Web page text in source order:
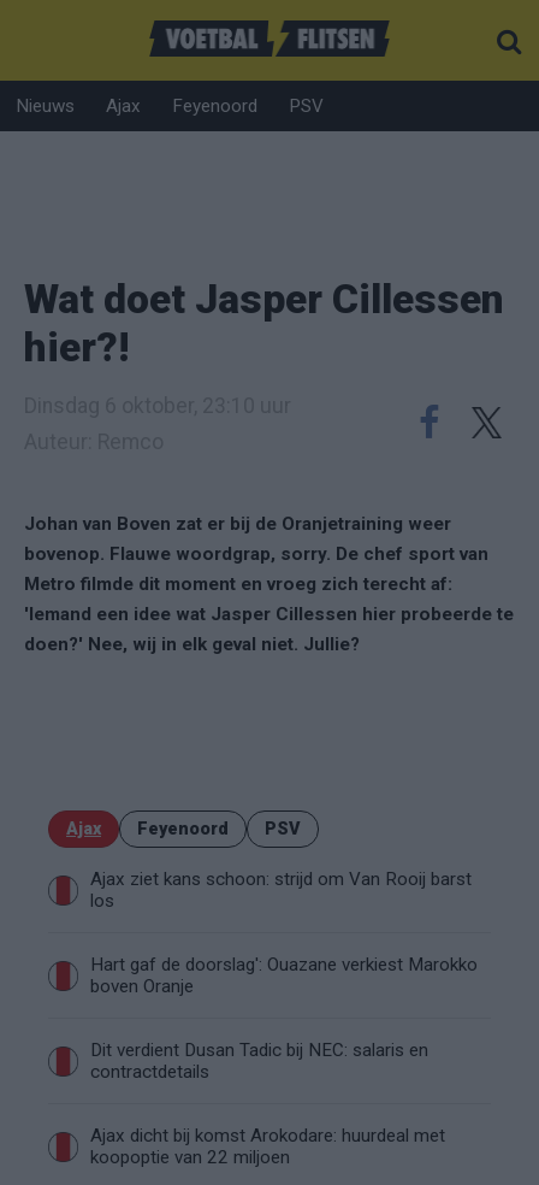
Nieuws Ajax Feyenoord PSV
Wat doet Jasper Cillessen
hier?!
Johan van Boven zat er bij de Oranjetraining weer
bovenop. Flauwe woordgrap, sorry. De chef sport van
Metro filmde dit moment en vroeg zich terecht af:
'Iemand een idee wat Jasper Cillessen hier probeerde te
doen?' Nee, wij in elk geval niet. Jullie?
Ajax Feyenoord PSV
Ajax ziet kans schoon: strijd om Van Rooij barst
los
Hart gaf de doorslag': Ouazane verkiest Marokko
boven Oranje
Dit verdient Dusan Tadic bij NEC: salaris en
contractdetails
Ajax dicht bij komst Arokodare: huurdeal met
koopoptie van 22 miljoen